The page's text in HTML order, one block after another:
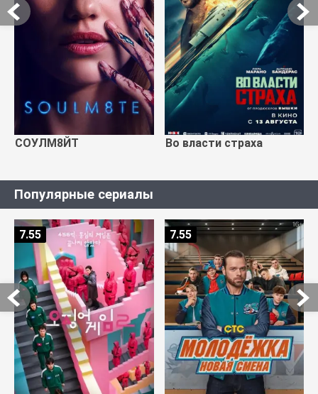
СОУЛМ8ЙТ Во власти страха
Популярные сериалы
7.55 7.55